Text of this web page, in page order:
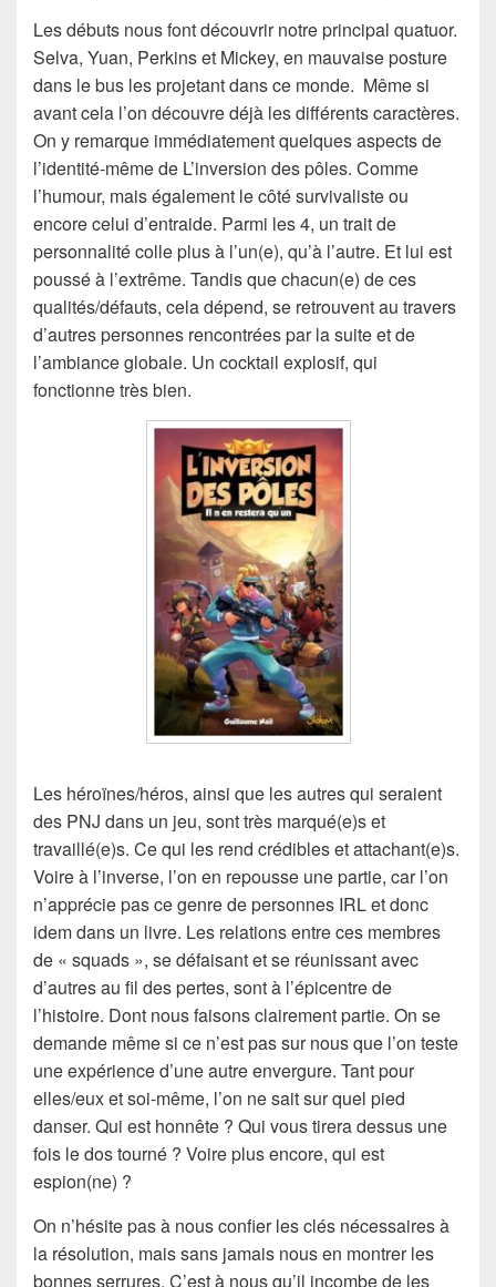
Les débuts nous font découvrir notre principal quatuor.
Selva, Yuan, Perkins et Mickey, en mauvaise posture
dans le bus les projetant dans ce monde. Même si
avant cela l’on découvre déjà les différents caractères.
On y remarque immédiatement quelques aspects de
l’identité-même de L’inversion des pôles. Comme
l’humour, mais également le côté survivaliste ou
encore celui d’entraide. Parmi les 4, un trait de
personnalité colle plus à l’un(e), qu’à l’autre. Et lui est
poussé à l’extrême. Tandis que chacun(e) de ces
qualités/défauts, cela dépend, se retrouvent au travers
d’autres personnes rencontrées par la suite et de
l’ambiance globale. Un cocktail explosif, qui
fonctionne très bien.
Les héroïnes/héros, ainsi que les autres qui seraient
des PNJ dans un jeu, sont très marqué(e)s et
travaillé(e)s. Ce qui les rend crédibles et attachant(e)s.
Voire à l’inverse, l’on en repousse une partie, car l’on
n’apprécie pas ce genre de personnes IRL et donc
idem dans un livre. Les relations entre ces membres
de « squads », se défaisant et se réunissant avec
d’autres au fil des pertes, sont à l’épicentre de
l’histoire. Dont nous faisons clairement partie. On se
demande même si ce n’est pas sur nous que l’on teste
une expérience d’une autre envergure. Tant pour
elles/eux et soi-même, l’on ne sait sur quel pied
danser. Qui est honnête ? Qui vous tirera dessus une
fois le dos tourné ? Voire plus encore, qui est
espion(ne) ?
On n’hésite pas à nous confier les clés nécessaires à
la résolution, mais sans jamais nous en montrer les
bonnes serrures. C’est à nous qu’il incombe de les